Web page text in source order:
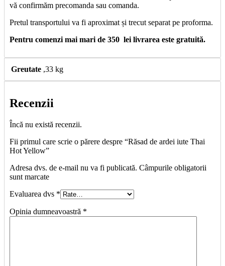
vă confirmăm precomanda sau comanda.
Pretul transportului va fi aproximat și trecut separat pe proforma.
Pentru comenzi mai mari de 350 lei livrarea este gratuită.
Greutate ,33 kg
Recenzii
Încă nu există recenzii.
Fii primul care scrie o părere despre “Răsad de ardei iute Thai
Hot Yellow”
Adresa dvs. de e-mail nu va fi publicată. Câmpurile obligatorii
sunt marcate
Evaluarea dvs *
Opinia dumneavoastră *